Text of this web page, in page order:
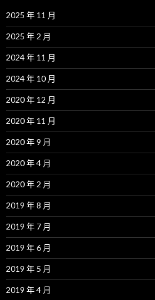
2025 年 11 月
2025 年 2 月
2024 年 11 月
2024 年 10 月
2020 年 12 月
2020 年 11 月
2020 年 9 月
2020 年 4 月
2020 年 2 月
2019 年 8 月
2019 年 7 月
2019 年 6 月
2019 年 5 月
2019 年 4 月